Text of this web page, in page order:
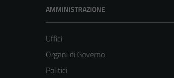
AMMINISTRAZIONE
Uffici
Organi di Governo
Politici